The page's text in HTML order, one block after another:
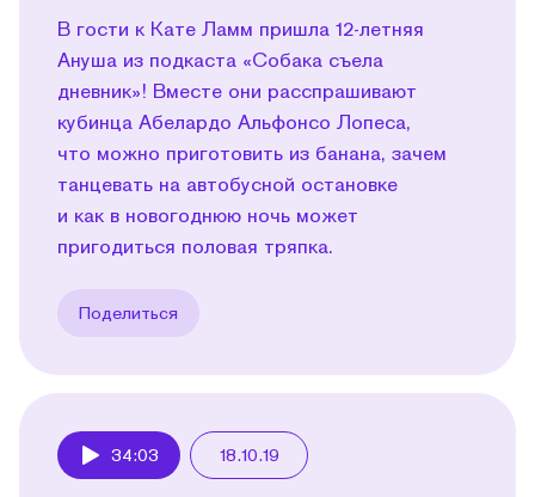
В гости к Кате Ламм пришла 12-летняя
Ануша из подкаста «Собака съела
дневник»! Вместе они расспрашивают
кубинца Абелардо Альфонсо Лопеса,
что можно приготовить из банана, зачем
танцевать на автобусной остановке
и как в новогоднюю ночь может
пригодиться половая тряпка.
Поделиться
34:03 18.10.19